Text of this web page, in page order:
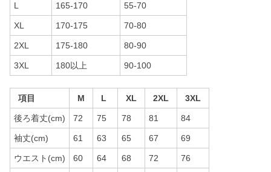
L 165-170 55-70
XL 170-175 70-80
2XL 175-180 80-90
3XL 180以上 90-100
項目 M L XL 2XL 3XL
後ろ着丈(cm) 72 75 78 81 84
袖丈(cm) 61 63 65 67 69
ウエスト(cm) 60 64 68 72 76